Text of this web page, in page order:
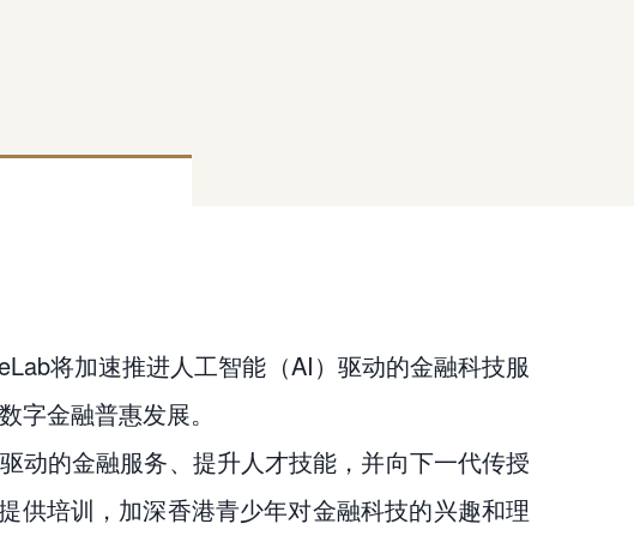
将加速推进人工智能（AI）驱动的金融科技服
金融普惠发展。
动的金融服务、提升人才技能，并向下一代传授
供培训，加深香港青少年对金融科技的兴趣和理